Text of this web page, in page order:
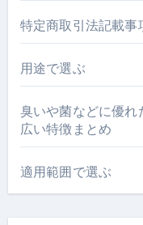
特定商取引法記載事
用途で選ぶ
臭いや菌などに優れ
広い特徴まとめ
適用範囲で選ぶ